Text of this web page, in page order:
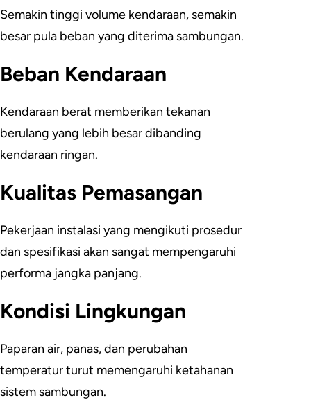
Semakin tinggi volume kendaraan, semakin
besar pula beban yang diterima sambungan.
Beban Kendaraan
Kendaraan berat memberikan tekanan
berulang yang lebih besar dibanding
kendaraan ringan.
Kualitas Pemasangan
Pekerjaan instalasi yang mengikuti prosedur
dan spesifikasi akan sangat mempengaruhi
performa jangka panjang.
Kondisi Lingkungan
Paparan air, panas, dan perubahan
temperatur turut memengaruhi ketahanan
sistem sambungan.